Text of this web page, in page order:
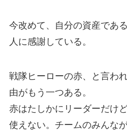
今改めて、自分の資産であ
人に感謝している。
戦隊ヒーローの赤、と言わ
由がもう一つある。
赤はたしかにリーダーだけ
使えない。チームのみんな